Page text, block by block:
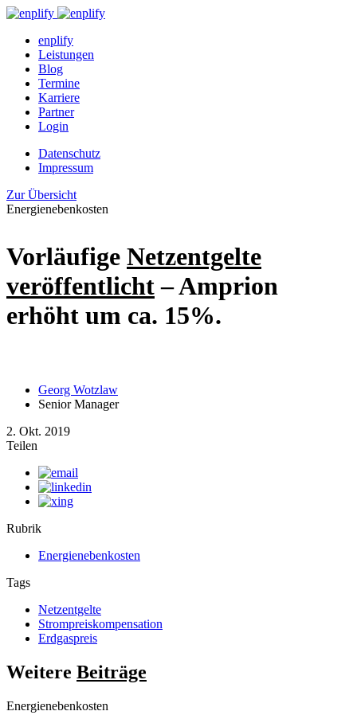
enplify
Leistungen
Blog
Termine
Karriere
Partner
Login
Datenschutz
Impressum
Zur Übersicht
Energienebenkosten
Vorläufige Netzentgelte
veröffentlicht– Amprion
erhöht um ca. 15%.
Georg Wotzlaw
Senior Manager
2. Okt. 2019
Teilen
Rubrik
Energienebenkosten
Tags
Netzentgelte
Strompreiskompensation
Erdgaspreis
Weitere Beiträge
Energienebenkosten